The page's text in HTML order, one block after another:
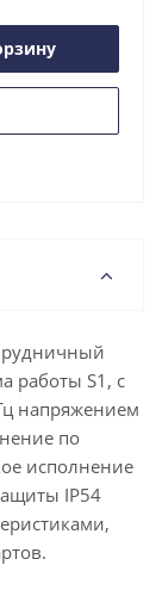
работы S1, с
напряжением
по
исполнение
IP54